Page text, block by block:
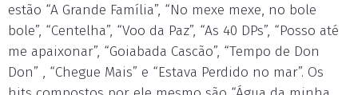
estão “A Grande Família”, “No mexe mexe, no bole
bole”, “Centelha”, “Voo da Paz”, “As 40 DPs”, “Posso até
me apaixonar”, “Goiabada Cascão”, “Tempo de Don
Don” , “Chegue Mais” e “Estava Perdido no mar”. Os